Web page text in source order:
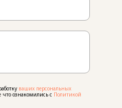
ваших персональных
что ознакомились с Политикой